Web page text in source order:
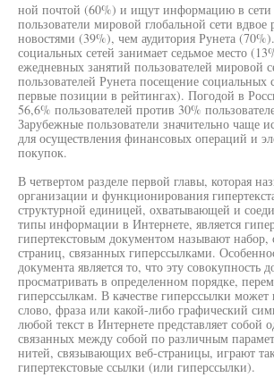
ной почтой (60%) и ищут информацию в
пользователи мировой глобальной сети вдвое
новостями (39%), чем аудитория Рунета
социальных сетей занимает седьмое место
ежедневных занятий пользователей мировой
пользователей Рунета посещение социальных
первые позиции в рейтингах). Погодой в
56,6% пользователей против 30%
Зарубежные пользователи значительно чаще
для осуществления финансовых операций и
покупок.
В четвертом разделе первой главы, которая
организации и функционирования
структурной единицей, охватывающей и
типы информации в Интернете, является
гипертекстовым документом называют набор,
страниц, связанных гиперссылками.
документа является то, что эту совокупность
просматривать в определенном порядке,
гиперссылкам. В качестве гиперссылки может
слово, фраза или какой-либо графический
любой текст в Интернете представляет собой
связанных между собой по различным
нитей, связывающих веб-страницы, играют
гипертекстовые ссылки (или гиперссылки).